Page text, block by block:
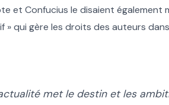
et Confucius le disaient également
» qui gère les droits des auteurs
met le destin et les